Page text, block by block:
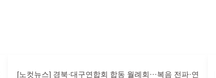
[노컷뉴스] 경북·대구연합회 합동 월례회···복음 전파·연